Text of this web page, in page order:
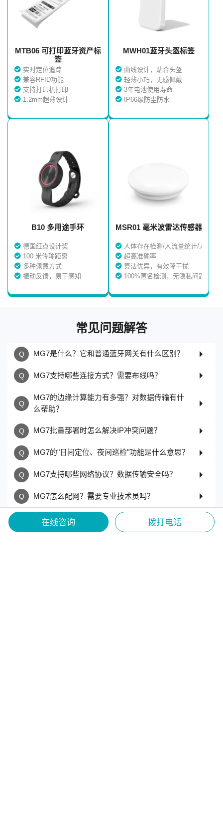
MTB06 可打印蓝牙资产标
签
实时定位追踪
兼容RFID功能
支持打印机打印
1.2mm超薄设计
MWH01蓝牙头盔标签
曲线设计，贴合头盔
轻薄小巧，无感佩戴
3年电池使用寿命
IP66级防尘防水
B10 多用途手环
德国红点设计奖
100 米传输距离
多种佩戴方式
振动反馈，易于感知
MSR01 毫米波雷达传感器
人体存在检测/人流量统计/人数清
超高准确率
算法优异，有效降干扰
100%匿名检测，无隐私问题
常见问题解答
MG7是什么？它和普通蓝牙网关有什么区别？
MG7支持哪些连接方式？需要布线吗？
MG7的边缘计算能力有多强？对数据传输有什
么帮助？
MG7批量部署时怎么解决IP冲突问题？
MG7的"日间定位、夜间巡检"功能是什么意思？
MG7支持哪些网络协议？数据传输安全吗？
MG7怎么配网？需要专业技术员吗？
MG7适合哪些应用场景？
在线咨询 拨打电话